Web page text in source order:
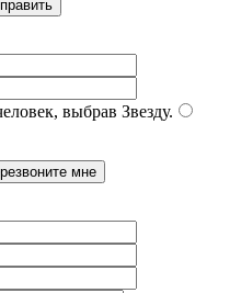
выбрав Звезду.